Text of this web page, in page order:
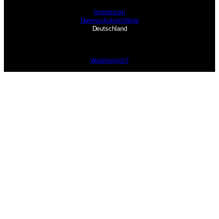
Impressum
Datenschutzrichtlinie
Deutschland
WebDesignGT